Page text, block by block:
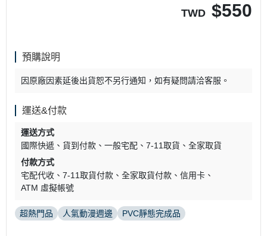
TWD $550
預購說明
因原廠因素延後出貨恕不另行通知，如有疑問請洽客服。
運送&付款
運送方式
國際快遞
貨到付款 一般宅配 7-11取貨
全家取貨
付款方式
宅配代收
7-11取貨付款 全家取貨付款
信用卡
ATM 虛擬帳號
超熱門品 人氣動漫週邊 PVC靜態完成品